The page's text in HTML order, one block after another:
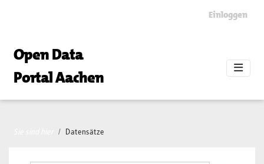
Einloggen
Open Data
Portal Aachen
Datensätze